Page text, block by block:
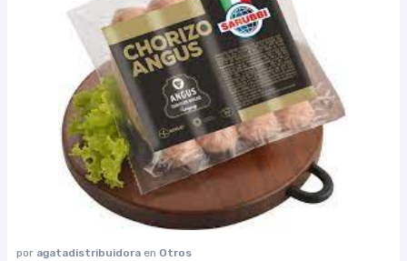
por agatadistribuidora en Otros